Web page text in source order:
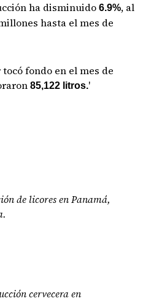
ha disminuido 6.9%, al
hasta el mes de
fondo en el mes de
85,122 litros.'
de licores en Panamá,
cervecera en